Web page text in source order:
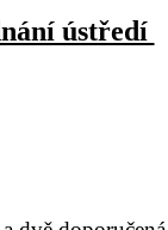
ústředí